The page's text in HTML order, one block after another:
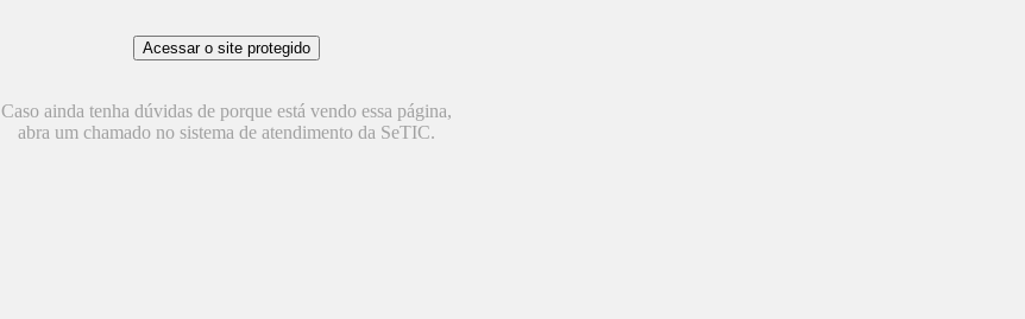
Caso ainda tenha dúvidas de porque está vendo essa página,
abra um chamado no sistema de atendimento da SeTIC.